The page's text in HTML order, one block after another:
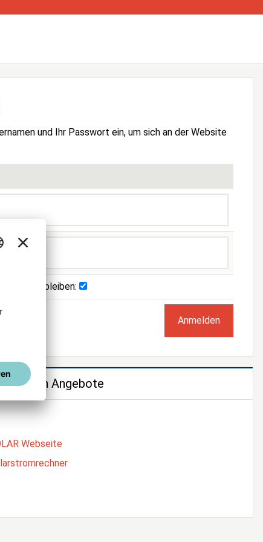
und Ihr Passwort ein, um sich an der Website
bleiben:
weiteren Angebote
Webseite